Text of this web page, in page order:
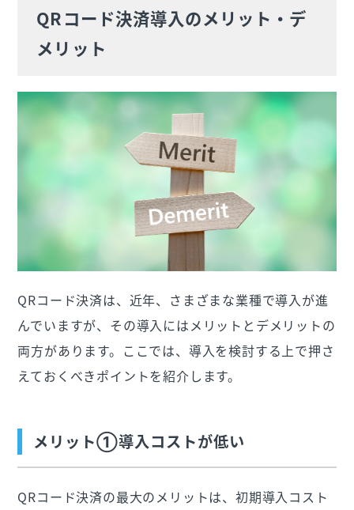
QRコード決済導入のメリット・デ
メリット
QRコード決済は、近年、さまざまな業種で導入が進
んでいますが、その導入にはメリットとデメリットの
両方があります。ここでは、導入を検討する上で押さ
えておくべきポイントを紹介します。
メリット①導入コストが低い
QRコード決済の最大のメリットは、初期導入コスト